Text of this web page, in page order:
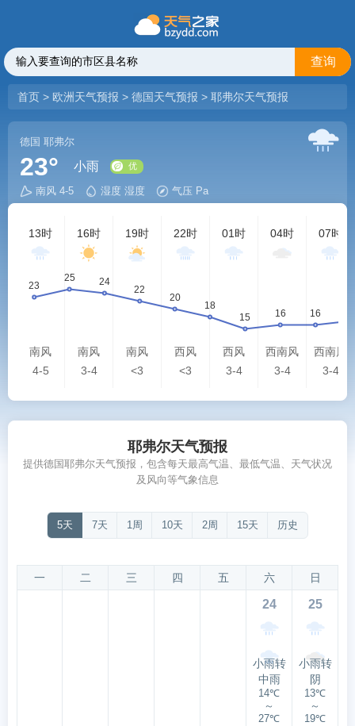
查询
首页 > 欧洲天气预报 > 德国天气预报 > 耶弗尔天气预报
德国 耶弗尔
23° 小雨
南风 4-5 湿度 湿度 气压 Pa
13时
南风
4-5
16时
南风
3-4
19时
南风
<3
22时
西风
<3
01时
西风
3-4
04时
西南风
3-4
07时
西南风
3-4
耶弗尔天气预报
提供德国耶弗尔天气预报，包含每天最高气温、最低气温、天气状况
及风向等气象信息
5天 7天 1周 10天 2周 15天 历史
一 二 三 四 五 六 日
24
小雨转
中雨
14℃
～
27℃
25
小雨转
阴
13℃
～
19℃